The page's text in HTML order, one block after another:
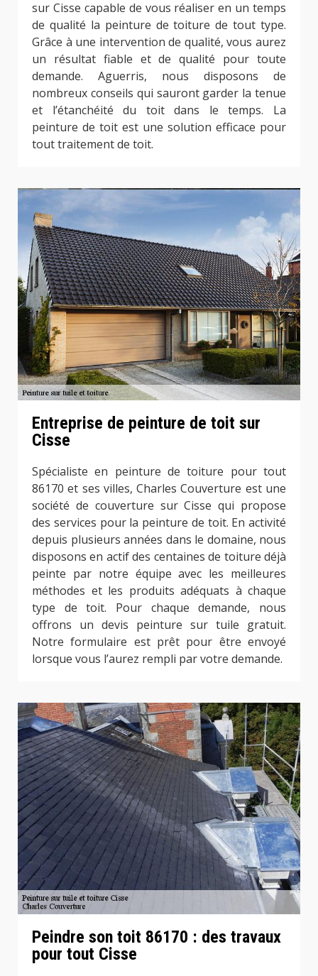
sur Cisse capable de vous réaliser en un temps
de qualité la peinture de toiture de tout type.
Grâce à une intervention de qualité, vous aurez
un résultat fiable et de qualité pour toute
demande. Aguerris, nous disposons de
nombreux conseils qui sauront garder la tenue
et l’étanchéité du toit dans le temps. La
peinture de toit est une solution efficace pour
tout traitement de toit.
Entreprise de peinture de toit sur
Cisse
Spécialiste en peinture de toiture pour tout
86170 et ses villes, Charles Couverture est une
société de couverture sur Cisse qui propose
des services pour la peinture de toit. En activité
depuis plusieurs années dans le domaine, nous
disposons en actif des centaines de toiture déjà
peinte par notre équipe avec les meilleures
méthodes et les produits adéquats à chaque
type de toit. Pour chaque demande, nous
offrons un devis peinture sur tuile gratuit.
Notre formulaire est prêt pour être envoyé
lorsque vous l’aurez rempli par votre demande.
Peindre son toit 86170 : des travaux
pour tout Cisse